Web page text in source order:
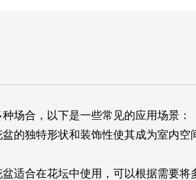
场合，以下是一些常见的应用场景：
的独特形状和装饰性使其成为室内
适合在花坛中使用，可以根据需要